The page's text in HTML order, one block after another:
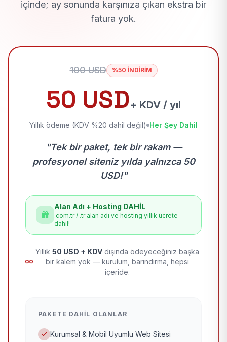
içinde; ay sonunda karşınıza çıkan ekstra bir
fatura yok.
100 USD %50 İNDİRİM
50 USD+ KDV / yıl
Yıllık ödeme (KDV %20 dahil değil) Her Şey Dahil
"Tek bir paket, tek bir rakam —
profesyonel siteniz yılda yalnızca 50
USD!"
Alan Adı + Hosting DAHİL
.com.tr / .tr alan adı ve hosting yıllık ücrete
dahil!
Yıllık 50 USD + KDV dışında ödeyeceğiniz başka
bir kalem yok — kurulum, barındırma, hepsi
içeride.
PAKETE DAHIL OLANLAR
Kurumsal & Mobil Uyumlu Web Sitesi